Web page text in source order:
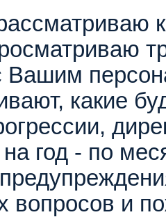
Вашим
какие
год - по
вопросов и